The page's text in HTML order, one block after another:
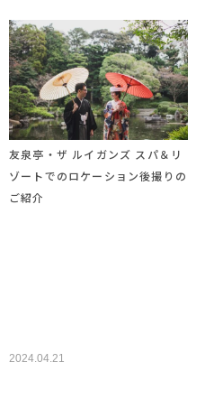
友泉亭・ザ ルイガンズ スパ＆リ
ゾートでのロケーション後撮りの
ご紹介
2024.04.21